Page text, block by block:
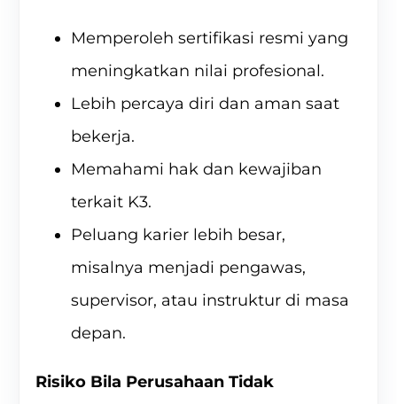
Memperoleh sertifikasi resmi yang
meningkatkan nilai profesional.
Lebih percaya diri dan aman saat
bekerja.
Memahami hak dan kewajiban
terkait K3.
Peluang karier lebih besar,
misalnya menjadi pengawas,
supervisor, atau instruktur di masa
depan.
Risiko Bila Perusahaan Tidak